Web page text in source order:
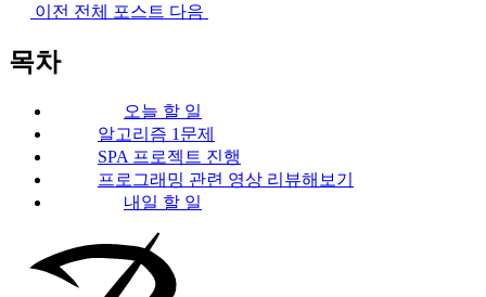
이전 전체 포스트 다음
목차
오늘 할 일
알고리즘 1문제
SPA 프로젝트 진행
프로그래밍 관련 영상 리뷰해보기
내일 할 일